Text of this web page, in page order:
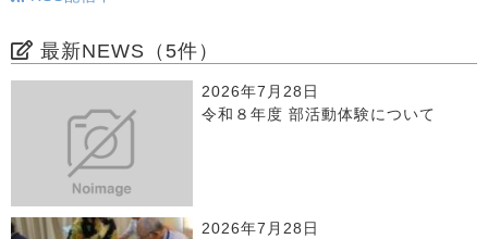
最新NEWS（5件）
2026年7月28日
令和８年度 部活動体験について
2026年7月28日